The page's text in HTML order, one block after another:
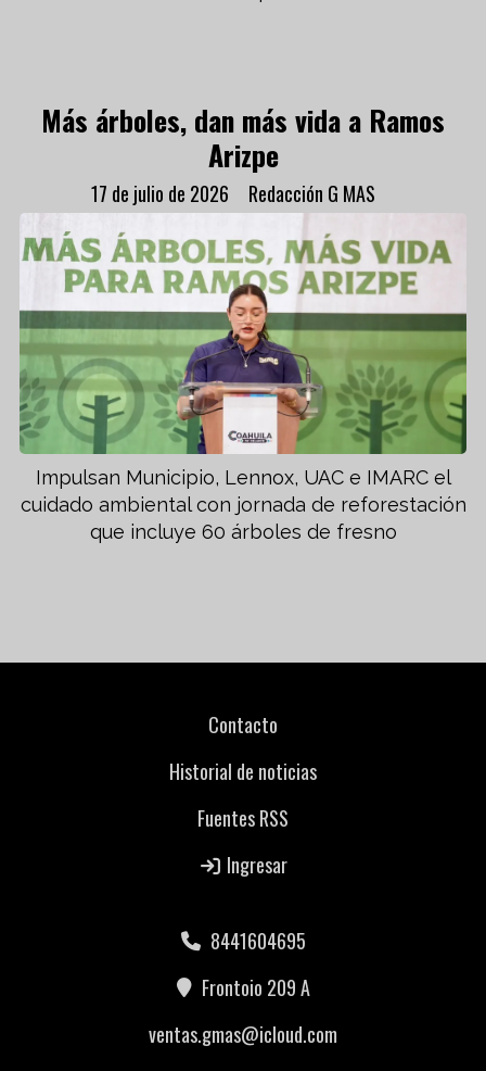
Más árboles, dan más vida a Ramos
Arizpe
Redacción G MAS
17 de julio de 2026
Impulsan Municipio, Lennox, UAC e IMARC el
cuidado ambiental con jornada de reforestación
que incluye 60 árboles de fresno
Contacto
Historial de noticias
Fuentes RSS
Ingresar
8441604695
Frontoio 209 A
ventas.gmas@icloud.com